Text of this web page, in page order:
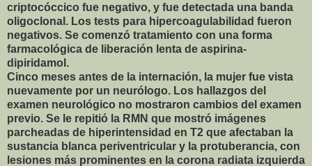
criptocóccico fue negativo, y fue detectada una banda
oligoclonal. Los tests para hipercoagulabilidad fueron
negativos. Se comenzó tratamiento con una forma
farmacológica de liberación lenta de aspirina-
dipiridamol.
Cinco meses antes de la internación, la mujer fue vista
nuevamente por un neurólogo. Los hallazgos del
examen neurológico no mostraron cambios del examen
previo. Se le repitió la RMN que mostró imágenes
parcheadas de hiperintensidad en T2 que afectaban la
sustancia blanca periventricular y la protuberancia, con
lesiones más prominentes en la corona radiata izquierda